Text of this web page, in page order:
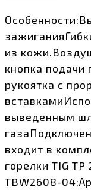
из
кнопка подачи
рукоятка с
выведенным
входит в
горелки TIG
TBW2608-